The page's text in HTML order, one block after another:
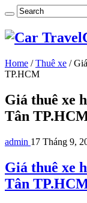
Home / Thuê xe /
TP.HCM
Giá thuê xe
Tân
admin 17 Tháng 9,
Giá thuê xe
Tân